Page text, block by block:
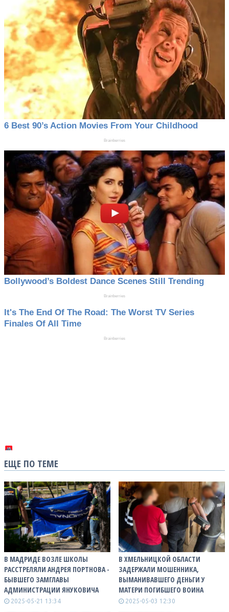
ЕЩЕ ПО ТЕМЕ
В МАДРИДЕ ВОЗЛЕ ШКОЛЫ
РАССТРЕЛЯЛИ АНДРЕЯ ПОРТНОВА -
БЫВШЕГО ЗАМГЛАВЫ
АДМИНИСТРАЦИИ ЯНУКОВИЧА
2025-05-21 13:34
В ХМЕЛЬНИЦКОЙ ОБЛАСТИ
ЗАДЕРЖАЛИ МОШЕННИКА,
ВЫМАНИВАВШЕГО ДЕНЬГИ У
МАТЕРИ ПОГИБШЕГО ВОИНА
2025-05-03 12:30